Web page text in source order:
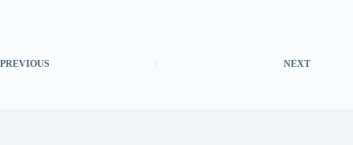
PREVIOUS NEXT